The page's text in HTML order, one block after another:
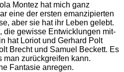
Montez hat mich ganz
eine der ersten emanzipierten
aber sie hat ihr Leben gelebt.
die gewisse Entwicklungen mit-
hat Loriot und Gerhard Polt
Brecht und Samuel Beckett. Es
man zurückgreifen kann.
Fantasie anregen.